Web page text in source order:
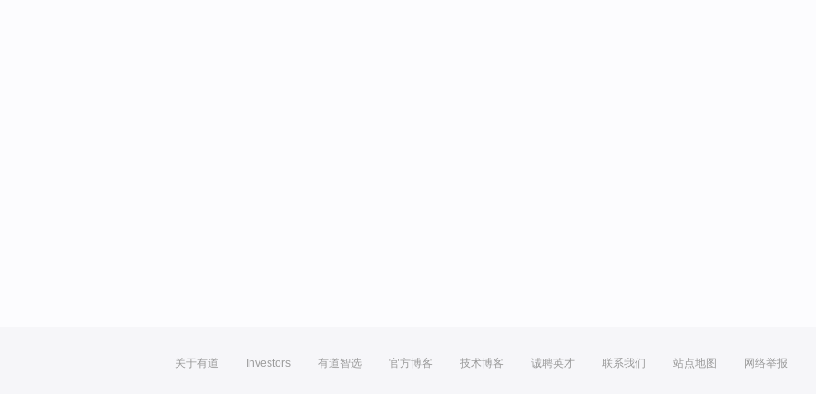
关于有道 Investors 有道智选 官方博客 技术博客 诚聘英才 联系我们 站点地图 网络举报